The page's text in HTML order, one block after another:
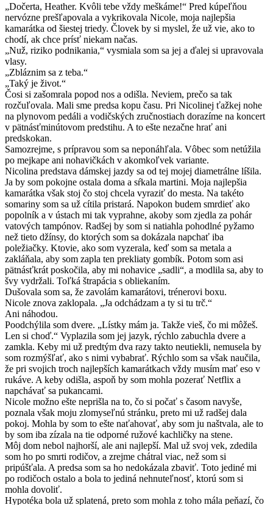
„Dočerta, Heather. Kvôli tebe vždy meškáme!“ Pred kúpeľňou
nervózne prešľapovala a vykrikovala Nicole, moja najlepšia
kamarátka od šiestej triedy. Človek by si myslel, že už vie, ako to
chodí, ak chce prísť niekam načas.
„Nuž, riziko podnikania,“ vysmiala som sa jej a ďalej si upravovala
vlasy.
„Zbláznim sa z teba.“
„Taký je život.“
Čosi si zašomrala popod nos a odišla. Neviem, prečo sa tak
rozčuľovala. Mali sme predsa kopu času. Pri Nicolinej ťažkej nohe
na plynovom pedáli a vodičských zručnostiach dorazíme na koncert
v pätnásťminútovom predstihu. A to ešte nezačne hrať ani
predskokan.
Samozrejme, s prípravou som sa neponáhľala. Vôbec som netúžila
po mejkape ani nohavičkách v akomkoľvek variante.
Nicolina predstava dámskej jazdy sa od tej mojej diametrálne líšila.
Ja by som pokojne ostala doma a sŕkala martini. Moja najlepšia
kamarátka však stoj čo stoj chcela vyraziť do mesta. Na takéto
somariny som sa už cítila pristará. Napokon budem smrdieť ako
popolník a v ústach mi tak vyprahne, akoby som zjedla za pohár
vatových tampónov. Radšej by som si natiahla pohodlné pyžamo
než tieto džínsy, do ktorých som sa dokázala napchať iba
poležiačky. Ktovie, ako som vyzerala, keď som sa metala a
zakláňala, aby som zapla ten prekliaty gombík. Potom som asi
pätnásťkrát poskočila, aby mi nohavice „sadli“, a modlila sa, aby to
švy vydržali. Toľká štrapácia s obliekaním.
Dušovala som sa, že zavolám kamarátovi, trénerovi boxu.
Nicole znova zaklopala. „Ja odchádzam a ty si tu trč.“
Ani náhodou.
Poodchýlila som dvere. „Lístky mám ja. Takže vieš, čo mi môžeš.
Len si choď.“ Vyplazila som jej jazyk, rýchlo zabuchla dvere a
zamkla. Keby mi už predtým dva razy takto neutiekli, nemusela by
som rozmýšľať, ako s nimi vybabrať. Rýchlo som sa však naučila,
že pri svojich troch najlepších kamarátkach vždy musím mať eso v
rukáve. A keby odišla, aspoň by som mohla pozerať Netflix a
napchávať sa pukancami.
Nicole možno ešte neprišla na to, čo si počať s časom navyše,
poznala však moju zlomyseľnú stránku, preto mi už radšej dala
pokoj. Mohla by som to ešte naťahovať, aby som ju naštvala, ale to
by som iba zízala na tie odporné ružové kachličky na stene.
Môj dom nebol najhorší, ale ani najlepší. Mal už svoj vek, zdedila
som ho po smrti rodičov, a zrejme chátral viac, než som si
pripúšťala. A predsa som sa ho nedokázala zbaviť. Toto jediné mi
po rodičoch ostalo a bola to jediná nehnuteľnosť, ktorú som si
mohla dovoliť.
Hypotéka bola už splatená, preto som mohla z toho mála peňazí, čo